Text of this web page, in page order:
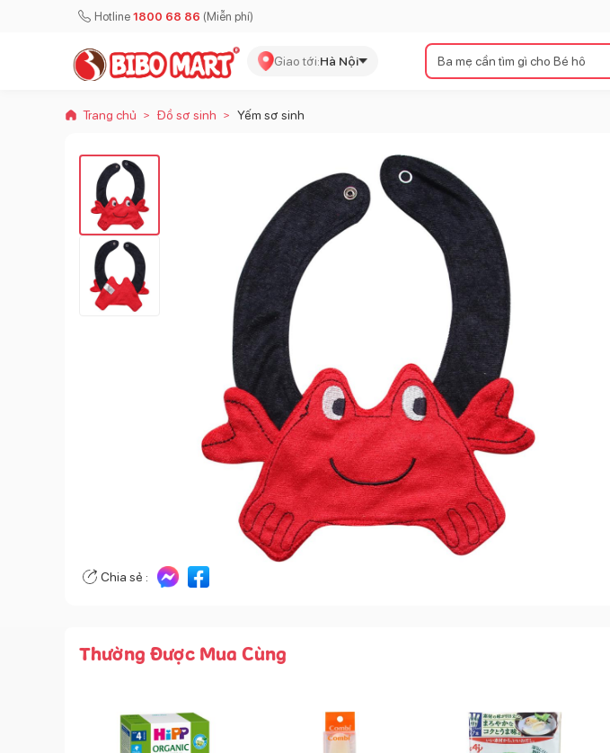
Hotline 1800 68 86 (Miễn phí)
Giao tới:Hà Nội
Trang chủ > Đồ sơ sinh > Yếm sơ sinh
Chia sẻ :
Thường Được Mua Cùng